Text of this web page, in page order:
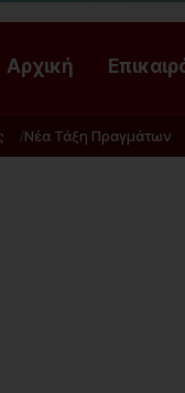
Αρχική
Νέα Τάξη Πραγμάτων